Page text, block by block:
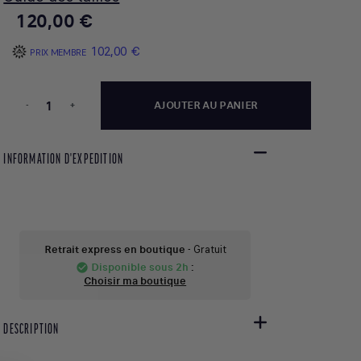
120,00 €
PRIX MEMBRE 102,00 €
- + AJOUTER AU PANIER
INFORMATION D'EXPEDITION
Retrait express en boutique - Gratuit
check_circle Disponible sous 2h :
Choisir ma boutique
DESCRIPTION